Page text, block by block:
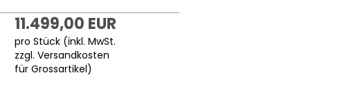
11.499,00 EUR
pro Stück (inkl. MwSt.
zzgl.Versandkosten
für Grossartikel)